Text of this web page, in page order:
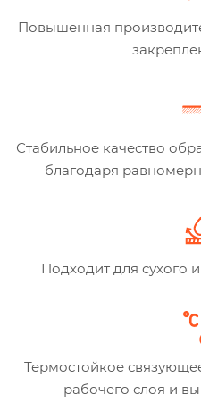
Повышенная
Стабильное качество
благодаря
Подходит для сухого
Термостойкое
рабочего слоя и